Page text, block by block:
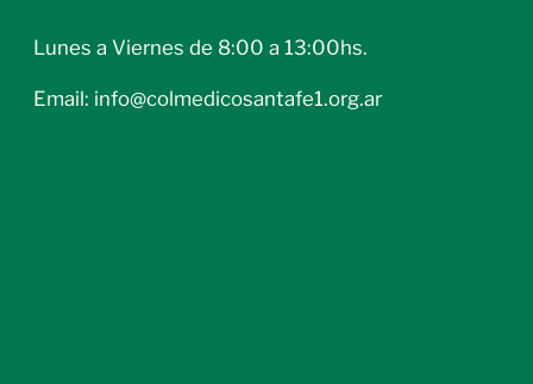
Lunes a Viernes de 8:00 a 13:00hs.
Email: info@colmedicosantafe1.org.ar